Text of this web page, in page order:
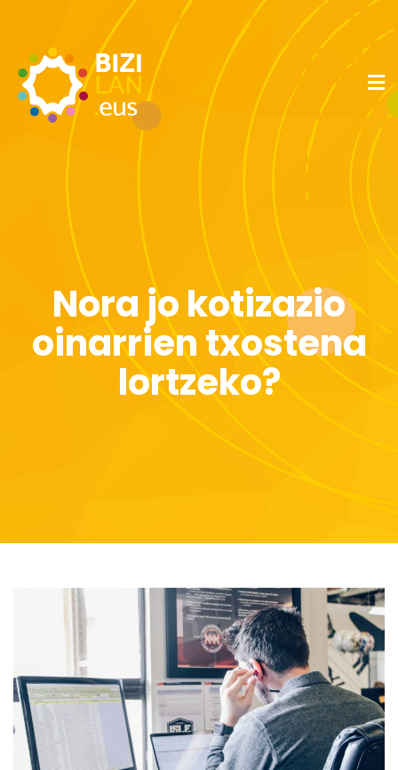
Nora jo kotizazio
oinarrien txostena
lortzeko?